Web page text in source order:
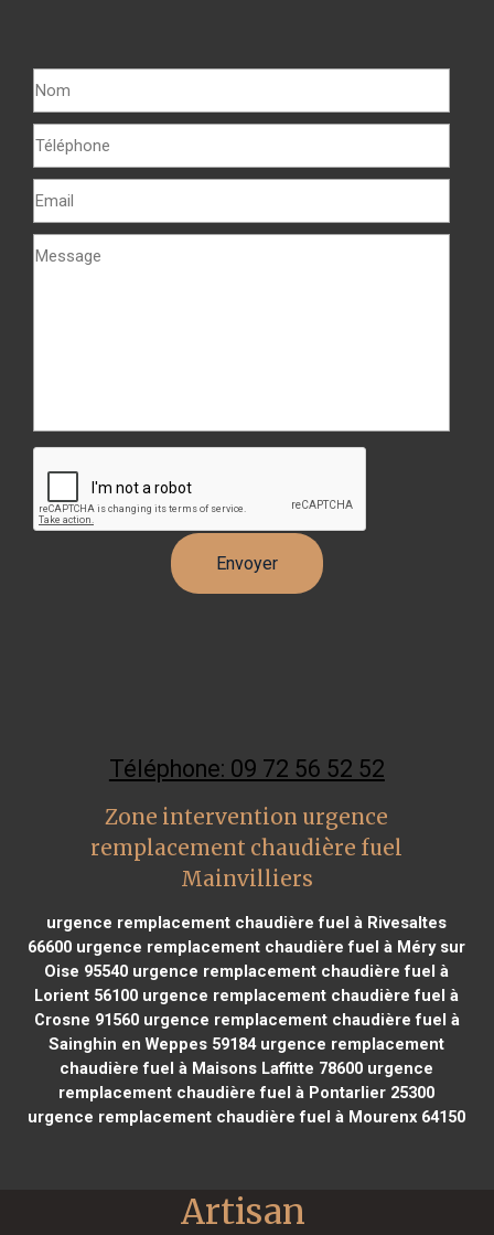
Téléphone: 09 72 56 52 52
Zone intervention urgence
remplacement chaudière fuel
Mainvilliers
urgence remplacement chaudière fuel à Rivesaltes
66600 urgence remplacement chaudière fuel à Méry sur
Oise 95540 urgence remplacement chaudière fuel à
Lorient 56100 urgence remplacement chaudière fuel à
Crosne 91560urgence remplacement chaudière fuel à
Sainghin en Weppes 59184urgence remplacement
chaudière fuel à Maisons Laffitte 78600 urgence
remplacement chaudière fuel à Pontarlier 25300
urgence remplacement chaudière fuel à Mourenx 64150
Artisan